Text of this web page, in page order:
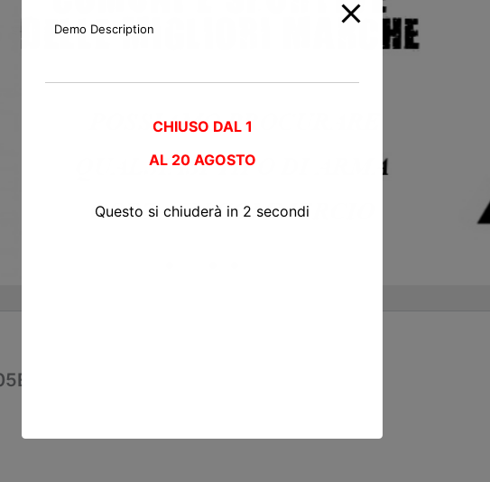
Demo Description
CHIUSO DAL 1
AL 20 AGOSTO
Questo si chiuderà in 2 secondi